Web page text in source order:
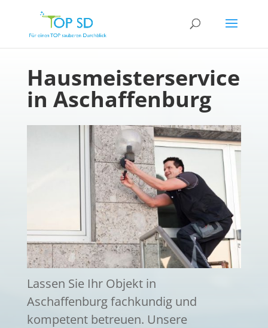
Hausmeisterservice
in Aschaffenburg
Lassen Sie Ihr Objekt in
Aschaffenburg fachkundig und
kompetent betreuen. Unsere